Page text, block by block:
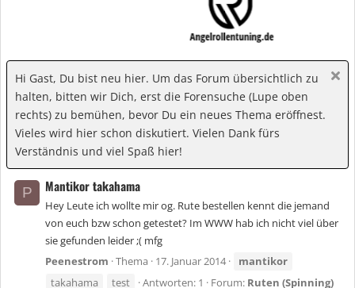
Hi Gast, Du bist neu hier. Um das Forum übersichtlich zu
halten, bitten wir Dich, erst die Forensuche (Lupe oben
rechts) zu bemühen, bevor Du ein neues Thema eröffnest.
Vieles wird hier schon diskutiert. Vielen Dank fürs
Verständnis und viel Spaß hier!
P Mantikor takahama
Hey Leute ich wollte mir og. Rute bestellen kennt die jemand
von euch bzw schon getestet? Im WWW hab ich nicht viel über
sie gefunden leider ;( mfg
Peenestrom Thema 17. Januar 2014
mantikor
takahama
test Antworten: 1 Forum: Ruten (Spinning)